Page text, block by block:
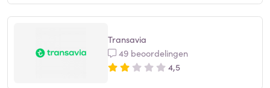
Transavia
49 beoordelingen
4,5